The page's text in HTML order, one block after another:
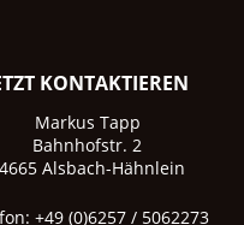
KONTAKTIEREN
Markus Tapp
Bahnhofstr. 2
Alsbach-Hähnlein
+49 (0)6257 / 5062273